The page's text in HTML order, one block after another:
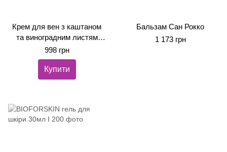
Крем для вен з каштаном
та виноградним листям
трансдермальний 100мл
998 грн
Купити
Бальзам Сан Рокко
1 173 грн